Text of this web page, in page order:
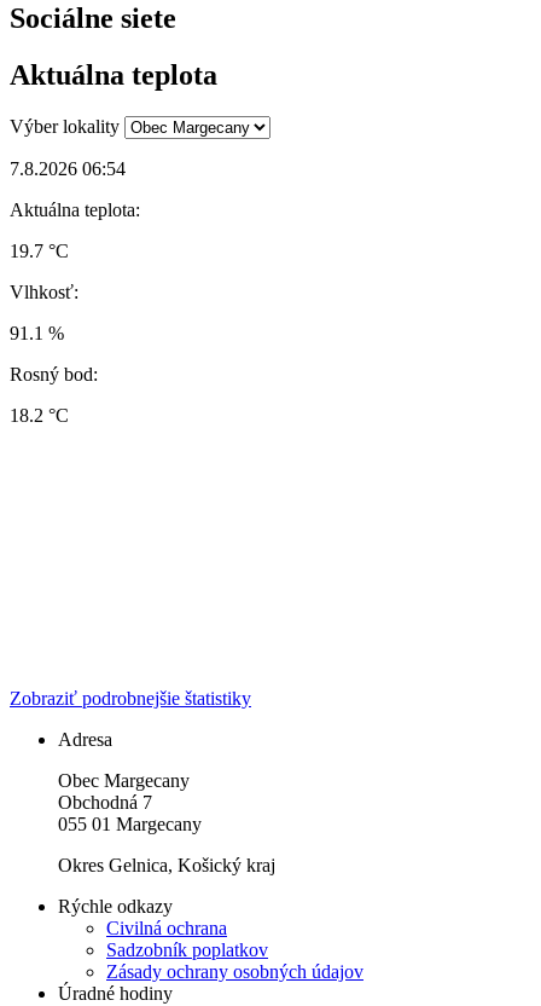
Sociálne siete
Aktuálna teplota
Výber lokality
7.8.2026 06:54
Aktuálna teplota:
19.7 °C
Vlhkosť:
91.1 %
Rosný bod:
18.2 °C
Zobraziť podrobnejšie štatistiky
Adresa
Obec Margecany
Obchodná 7
055 01 Margecany
Okres Gelnica, Košický kraj
Rýchle odkazy
Civilná ochrana
Sadzobník poplatkov
Zásady ochrany osobných údajov
Úradné hodiny